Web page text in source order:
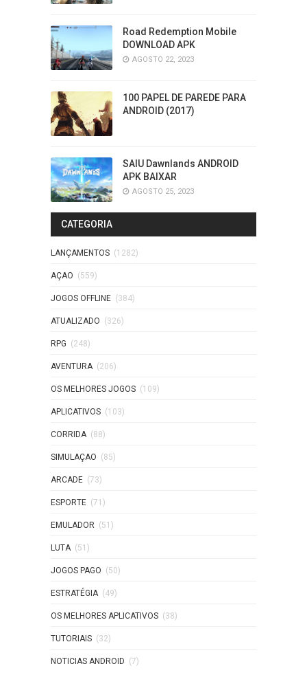
Road Redemption Mobile
DOWNLOAD APK
AGOSTO 22, 2023
100 PAPEL DE PAREDE PARA
ANDROID (2017)
SAIU Dawnlands ANDROID
APK BAIXAR
AGOSTO 25, 2023
CATEGORIA
LANÇAMENTOS (1282)
AÇAO (559)
JOGOS OFFLINE (384)
ATUALIZADO (326)
RPG (248)
AVENTURA (206)
OS MELHORES JOGOS (109)
APLICATIVOS (103)
CORRIDA (88)
SIMULAÇAO (85)
ARCADE (73)
ESPORTE (71)
EMULADOR (51)
LUTA (51)
JOGOS PAGO (50)
ESTRATÉGIA (49)
OS MELHORES APLICATIVOS (38)
TUTORIAIS (32)
NOTICIAS ANDROID (7)